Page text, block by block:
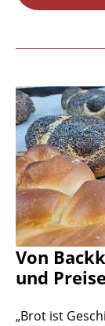
Von
und
„Brot ist